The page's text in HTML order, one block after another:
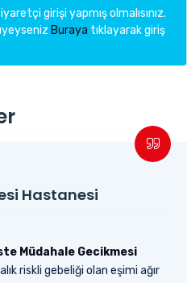
girişi yapmış olmalısınız.
Buraya tıklayarak giriş
Hastanesi
Müdahale Gecikmesi
riskli gebeliği olan eşimi ağır